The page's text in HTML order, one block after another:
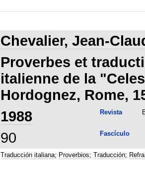
Chevalier, Jean-
Proverbes et
italienne de la
Hordognez, Rome,
1988 Revista
90 Fascículo
Traducción italiana; Proverbios; Traducción;